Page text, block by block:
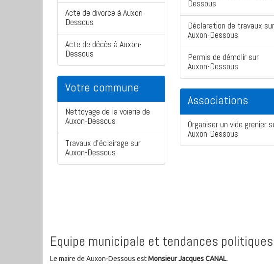
Acte de divorce à Auxon-
Dessous
Acte de décès à Auxon-
Dessous
Votre commune
Nettoyage de la voierie de
Auxon-Dessous
Travaux d'éclairage sur
Auxon-Dessous
Dessous
Déclaration de travaux sur
Auxon-Dessous
Permis de démolir sur
Auxon-Dessous
Associations
Organiser un vide grenier
Auxon-Dessous
Equipe municipale et tendances
Le maire de Auxon-Dessous estMonsieur Jacques CANAL.